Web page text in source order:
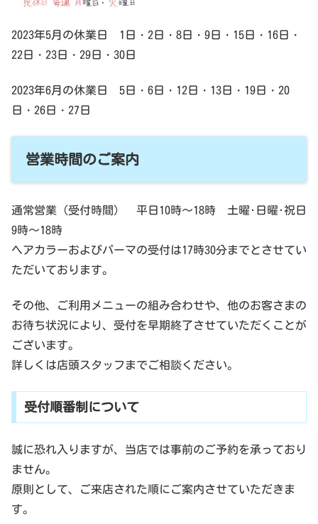
2023年5月の休業日 1日・2日・8日・9日・15日・16日・
22日・23日・29日・30日
2023年6月の休業日 5日・6日・12日・13日・19日・20
日・26日・27日
営業時間のご案内
通常営業（受付時間） 平日10時～18時 土曜･日曜･祝日
9時～18時
ヘアカラーおよびパーマの受付は17時30分までとさせてい
ただいております。
その他、ご利用メニューの組み合わせや、他のお客さまの
お待ち状況により、受付を早期終了させていただくことが
ございます。
詳しくは店頭スタッフまでご相談ください。
受付順番制について
誠に恐れ入りますが、当店では事前のご予約を承っており
ません。
原則として、ご来店された順にご案内させていただきま
す。